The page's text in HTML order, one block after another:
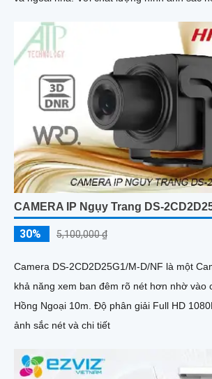
CAMERA IP Ngụy Trang DS-
30% 5,100,000 ₫
Camera DS-2CD2D25G1/M-D/NF là một
khả năng xem ban đêm rõ nét hơn nhờ vào
Hồng Ngoại 10m. Độ phân giải Full HD 1080P của nó cho hình
ảnh sắc nét và chi tiết